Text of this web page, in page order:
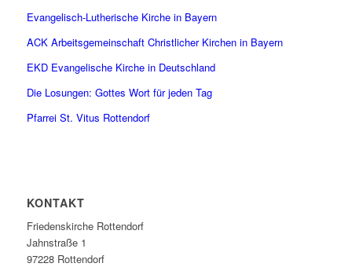
Evangelisch-Lutherische Kirche in Bayern
ACK Arbeitsgemeinschaft Christlicher Kirchen in Bayern
EKD Evangelische Kirche in Deutschland
Die Losungen: Gottes Wort für jeden Tag
Pfarrei St. Vitus Rottendorf
KONTAKT
Friedenskirche Rottendorf
Jahnstraße 1
97228 Rottendorf